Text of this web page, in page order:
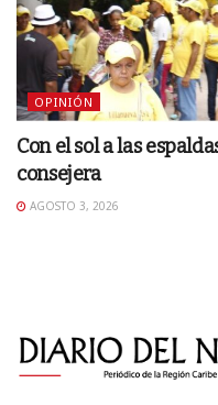
OPINIÓN
Con el sol a las
consejera
AGOSTO 3, 2026